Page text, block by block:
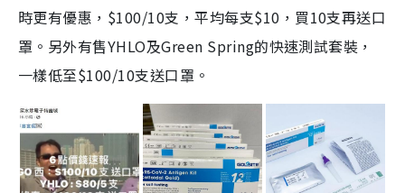
時更有優惠，$100/10支，平均每支$10，買10支再送口
罩。另外有售YHLO及Green Spring的快速測試套裝，
一樣低至$100/10支送口罩。